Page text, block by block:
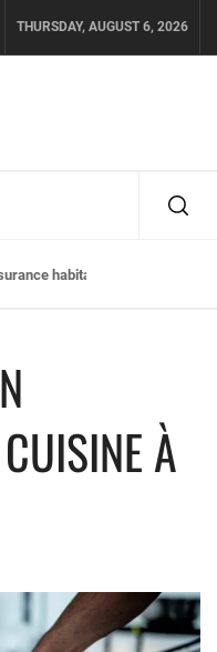
THURSDAY, AUGUST 6, 2026
habitation : bien choisir
À